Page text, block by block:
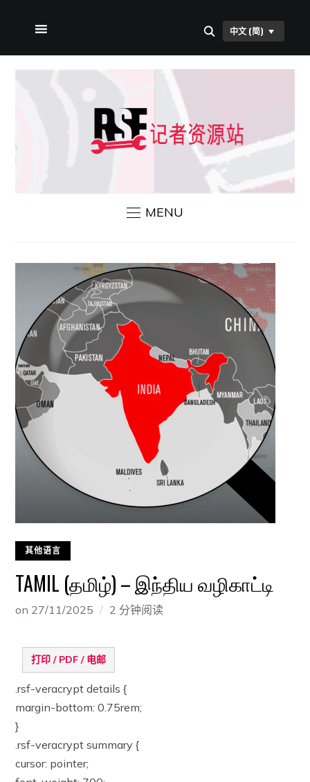
首页
中文 (简)
MENU
其他语言
TAMIL (தமிழ்) – இந்திய வழிகாட்டி
on 27/11/2025 2 分钟阅读
打印 / PDF / 电邮
.rsf-veracrypt details {
margin-bottom: 0.75rem;
}
.rsf-veracrypt summary {
cursor: pointer;